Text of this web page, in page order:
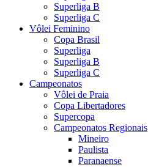
Superliga B
Superliga C
Vôlei Feminino
Copa Brasil
Superliga
Superliga B
Superliga C
Campeonatos
Vôlei de Praia
Copa Libertadores
Supercopa
Campeonatos Regionais
Mineiro
Paulista
Paranaense